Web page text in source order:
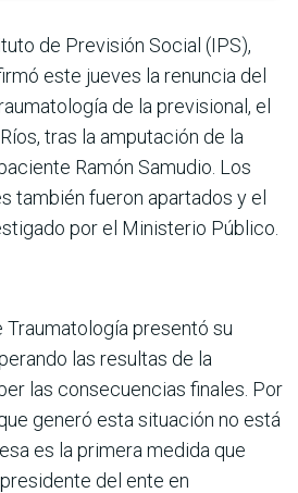
de Previsión Social (IPS),
este jueves la renuncia del
de la previsional, el
tras la amputación de la
Ramón Samudio. Los
también fueron apartados y el
por el Ministerio Público.
Traumatología presentó su
las resultas de la
las consecuencias finales. Por
generó esta situación no está
es la primera medida que
del ente en